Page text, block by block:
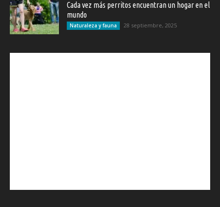
Cada vez más perritos encuentran un hogar en el
mundo
Naturaleza y fauna 28 septiembre, 2025